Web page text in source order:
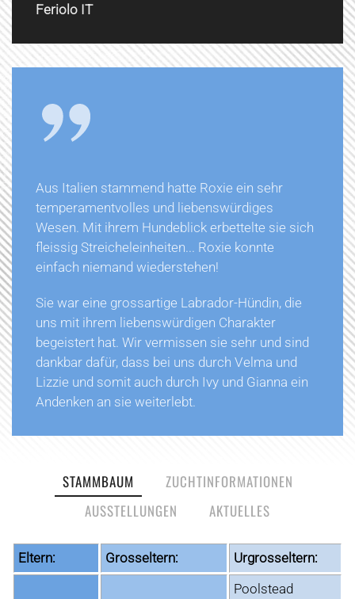
Feriolo IT
Aus Italien stammend hatte Roxie ein sehr
temperamentvolles und liebenswürdiges
Wesen. Mit ihrem Hundeblick erbettelte sie sich
fleissig Streicheleinheiten... Roxie konnte
einfach niemand wiederstehen!
Sie war eine grossartige Labrador-Hündin, die
uns mit ihrem liebenswürdigen Charakter
begeistert hat. Wir vermissen sie sehr und sind
dankbar dafür, dass bei uns durch Velma und
Lizzie und somit auch durch Ivy und Gianna ein
Andenken an sie weiterlebt.
STAMMBAUM
ZUCHTINFORMATIONEN
AUSSTELLUNGEN
AKTUELLES
Eltern: Grosseltern: Urgrosseltern:
Poolstead